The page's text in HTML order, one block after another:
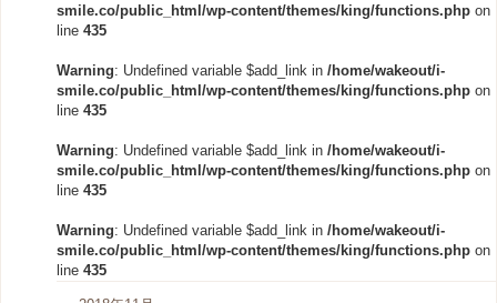
smile.co/public_html/wp-content/themes/king/functions.php on
line 435
Warning: Undefined variable $add_link in /home/wakeout/i-
smile.co/public_html/wp-content/themes/king/functions.php on
line 435
Warning: Undefined variable $add_link in /home/wakeout/i-
smile.co/public_html/wp-content/themes/king/functions.php on
line 435
Warning: Undefined variable $add_link in /home/wakeout/i-
smile.co/public_html/wp-content/themes/king/functions.php on
line 435